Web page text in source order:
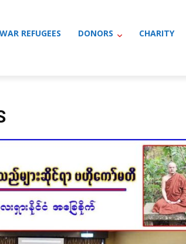
WAR REFUGEES DONORS CHARITY